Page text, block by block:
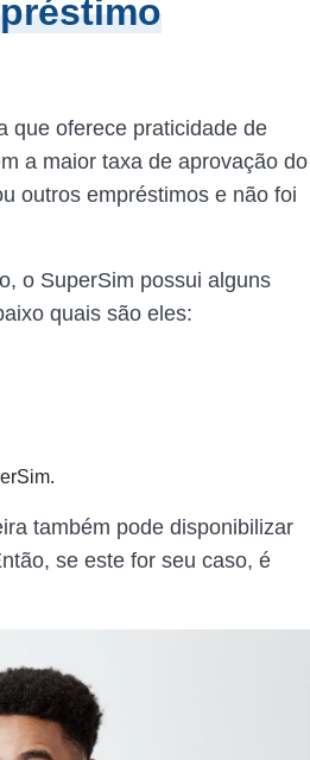
que oferece praticidade de
a maior taxa de aprovação do
outros empréstimos e não foi
o SuperSim possui alguns
quais são eles:
também pode disponibilizar
se este for seu caso, é